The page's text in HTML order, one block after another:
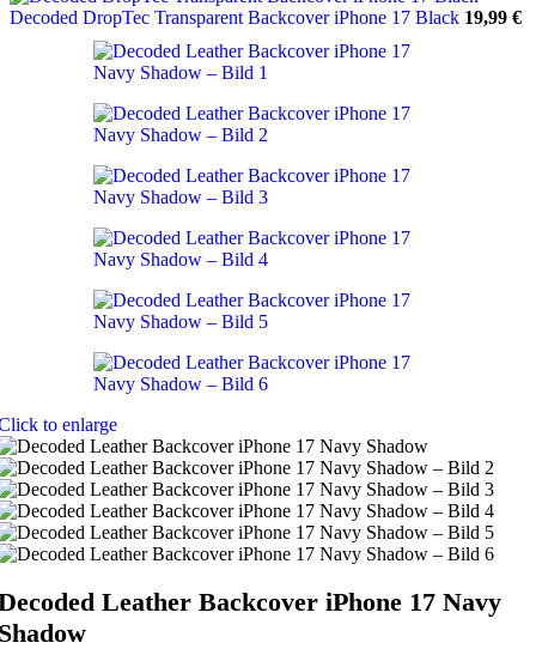
Decoded DropTec Transparent Backcover iPhone 17 Black 19,99 €
to enlarge
Leather Backcover iPhone 17 Navy